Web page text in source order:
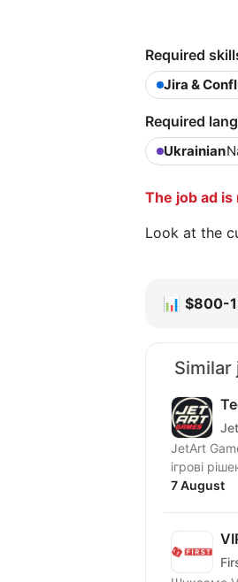
Required
Jira &
Required
Ukrainian
The job ad
Look at the
📊 $800-
Similar
JetArt
7 August